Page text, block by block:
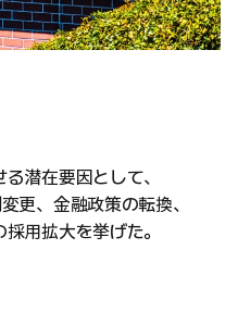
潜在要因として、
更、金融政策の転換、
用拡大を挙げた。